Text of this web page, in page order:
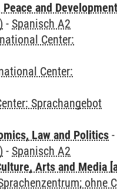
and Development
- Spanisch A2
Center:
Center:
Sprachangebot
Law and Politics -
- Spanisch A2
Arts and Media
ohne